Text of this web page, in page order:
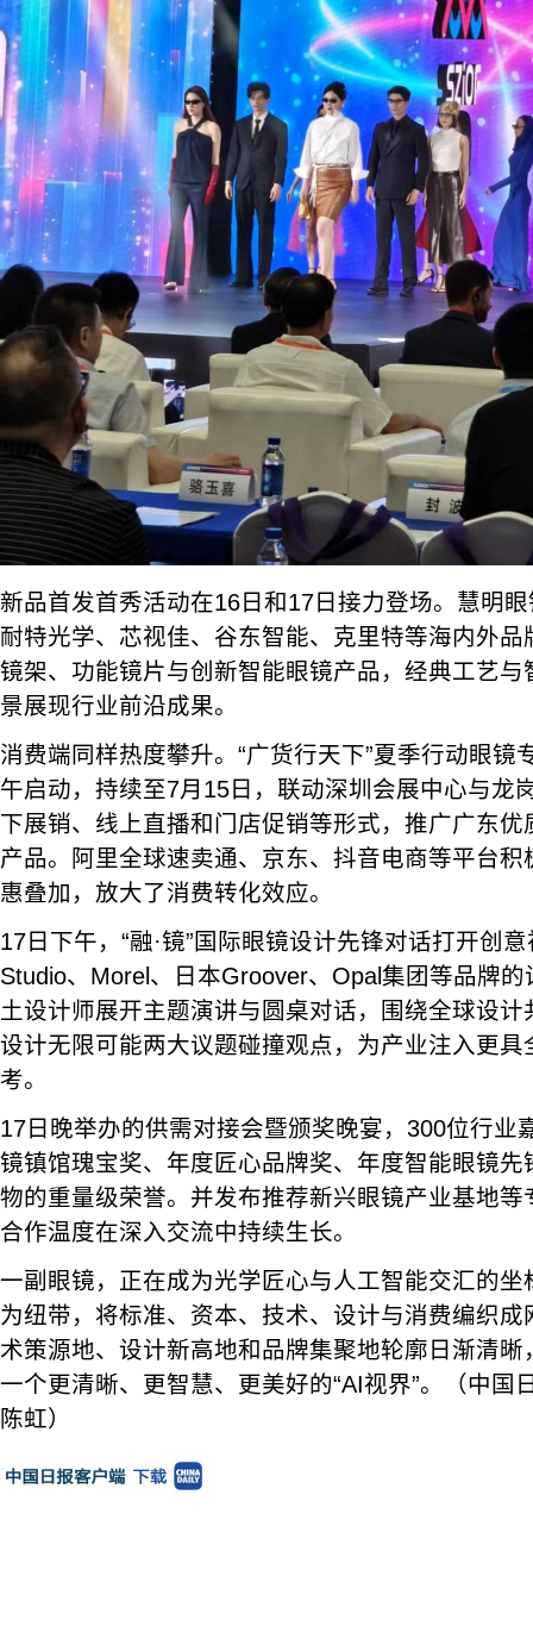
新品首发首秀活动在16日和17日接力登场。慧明
耐特光学、芯视佳、谷东智能、克里特等海内外
镜架、功能镜片与创新智能眼镜产品，经典工艺
景展现行业前沿成果。
消费端同样热度攀升。“广货行天下”夏季行动眼镜
午启动，持续至7月15日，联动深圳会展中心与龙
下展销、线上直播和门店促销等形式，推广广东
产品。阿里全球速卖通、京东、抖音电商等平台
惠叠加，放大了消费转化效应。
17日下午，“融·镜”国际眼镜设计先锋对话打开创
Studio、Morel、日本Groover、Opal集团等品牌
土设计师展开主题演讲与圆桌对话，围绕全球设
设计无限可能两大议题碰撞观点，为产业注入更
考。
17日晚举办的供需对接会暨颁奖晚宴，300位行业
镜镇馆瑰宝奖、年度匠心品牌奖、年度智能眼镜
物的重量级荣誉。并发布推荐新兴眼镜产业基地
合作温度在深入交流中持续生长。
一副眼镜，正在成为光学匠心与人工智能交汇的
为纽带，将标准、资本、技术、设计与消费编织
术策源地、设计新高地和品牌集聚地轮廓日渐清
一个更清晰、更智慧、更美好的“AI视界”。（中国
陈虹）